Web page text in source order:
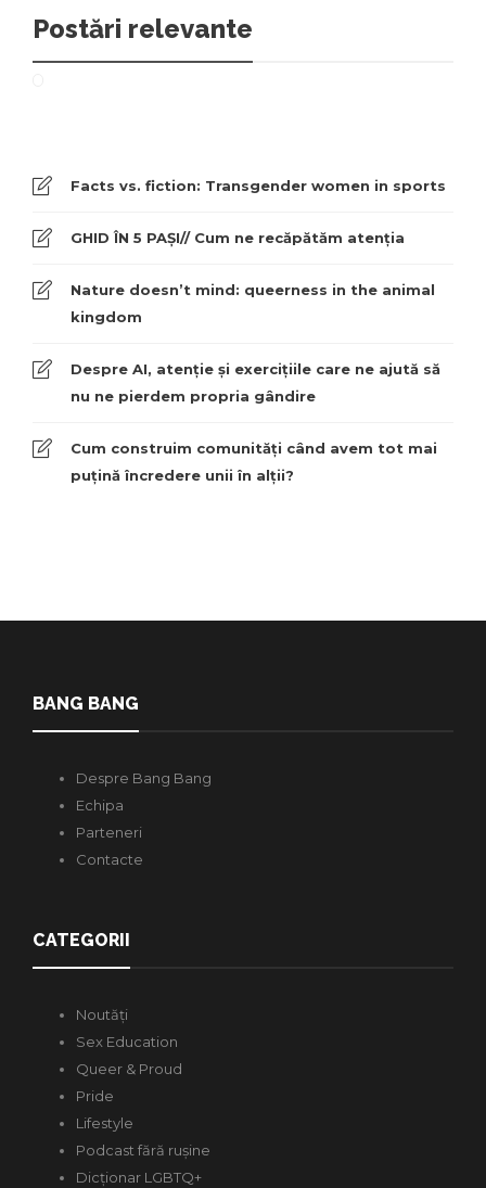
Postări relevante
Facts vs. fiction: Transgender women in sports
GHID ÎN 5 PAȘI// Cum ne recăpătăm atenția
Nature doesn’t mind: queerness in the animal
kingdom
Despre AI, atenție și exercițiile care ne ajută să
nu ne pierdem propria gândire
Cum construim comunități când avem tot mai
puțină încredere unii în alții?
BANG BANG
Despre Bang Bang
Echipa
Parteneri
Contacte
CATEGORII
Noutăți
Sex Education
Queer & Proud
Pride
Lifestyle
Podcast fără rușine
Dicționar LGBTQ+